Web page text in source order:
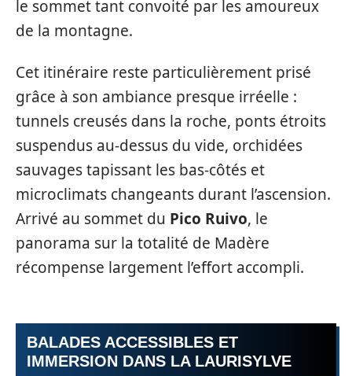
le sommet tant convoité par les amoureux
de la montagne.
Cet itinéraire reste particulièrement prisé
grâce à son ambiance presque irréelle :
tunnels creusés dans la roche, ponts étroits
suspendus au-dessus du vide, orchidées
sauvages tapissant les bas-côtés et
microclimats changeants durant l’ascension.
Arrivé au sommet du Pico Ruivo, le
panorama sur la totalité de Madère
récompense largement l’effort accompli.
BALADES ACCESSIBLES ET
IMMERSION DANS LA LAURISYLVE